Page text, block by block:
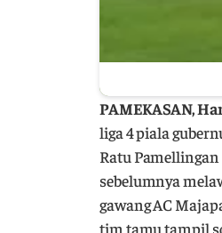
PAMEKASAN,
liga 4 piala
Ratu
sebelumnya
gawang AC
tim tamu tampil